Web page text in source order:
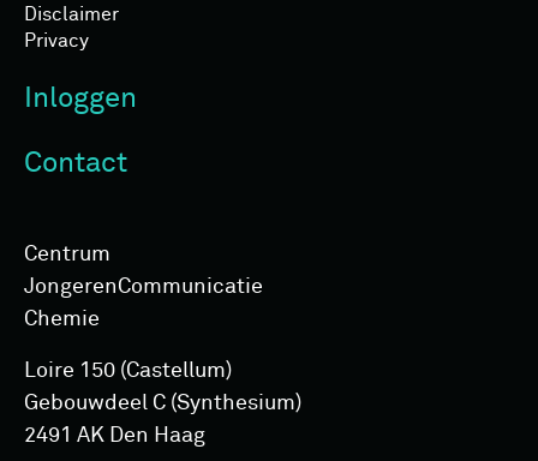
Disclaimer
Privacy
Inloggen
Contact
Centrum
Jongeren­Communicatie
Chemie
Loire 150 (Castellum)
Gebouwdeel C (Synthesium)
2491 AK Den Haag